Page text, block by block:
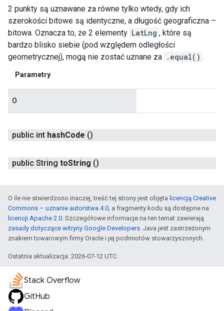
2 punkty są uznawane za równe tylko wtedy, gdy ich
szerokości bitowe są identyczne, a długość geograficzna –
bitowa. Oznacza to, że 2 elementy LatLng , które są
bardzo blisko siebie (pod względem odległości
geometrycznej), mogą nie zostać uznane za .equal() .
Parametry
O
public int hashCode ()
public String toString ()
O ile nie stwierdzono inaczej, treść tej strony jest objęta licencją Creative
Commons – uznanie autorstwa 4.0, a fragmenty kodu są dostępne na
licencji Apache 2.0. Szczegółowe informacje na ten temat zawierają
zasady dotyczące witryny Google Developers. Java jest zastrzeżonym
znakiem towarowym firmy Oracle i jej podmiotów stowarzyszonych.
Ostatnia aktualizacja: 2026-07-12 UTC.
Stack Overflow
GitHub